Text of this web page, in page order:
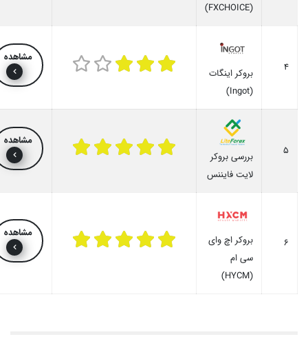
(FXCHOICE)
4
بروکر اینگات
(Ingot)
مشاهده
5
بررسی بروکر
لایت فایننس
مشاهده
6
بروکر اچ وای
سی ام
(HYCM)
مشاهده